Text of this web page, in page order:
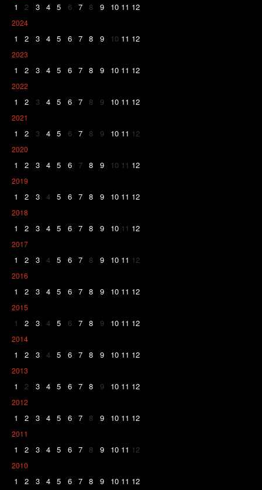
1 2 3 4 5 6 7 8 9 10 11 12
2024
1 2 3 4 5 6 7 8 9 10 11 12
2023
1 2 3 4 5 6 7 8 9 10 11 12
2022
1 2 3 4 5 6 7 8 9 10 11 12
2021
1 2 3 4 5 6 7 8 9 10 11 12
2020
1 2 3 4 5 6 7 8 9 10 11 12
2019
1 2 3 4 5 6 7 8 9 10 11 12
2018
1 2 3 4 5 6 7 8 9 10 11 12
2017
1 2 3 4 5 6 7 8 9 10 11 12
2016
1 2 3 4 5 6 7 8 9 10 11 12
2015
1 2 3 4 5 6 7 8 9 10 11 12
2014
1 2 3 4 5 6 7 8 9 10 11 12
2013
1 2 3 4 5 6 7 8 9 10 11 12
2012
1 2 3 4 5 6 7 8 9 10 11 12
2011
1 2 3 4 5 6 7 8 9 10 11 12
2010
1 2 3 4 5 6 7 8 9 10 11 12